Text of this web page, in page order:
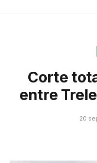
Corte
entre
20